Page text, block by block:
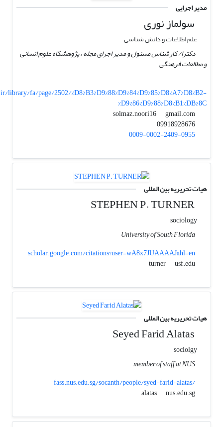
مدیر اجرایی
سولماز نوری
علم اطلاعات و دانش شناسی
دکترا/ کارشناس مسئول و مدیر اجرای مجله ، پژوهشگاه علوم انسانی
و مطالعات فرهنگی
fa/page/2502/%D8%B3%D9%88%D9%84%D9%85%D8%A7%D8%B2-
%D9%86%D9%88%D8%B1%DB%8C
solmaz.noori16
gmail.com
09918928676
0009-0002-2409-0955
هیات تحریریه بین المللی
STEPHEN P. TURNER
sociology
University of South Florida
scholar.google.com/citations?user=wA8x7JUAAAAJ&hl=en
turner
usf.edu
هیات تحریریه بین المللی
sociolgy
member of staff at NUS
fass.nus.edu.sg/socanth/people/syed-farid-alatas/
alatas
nus.edu.sg